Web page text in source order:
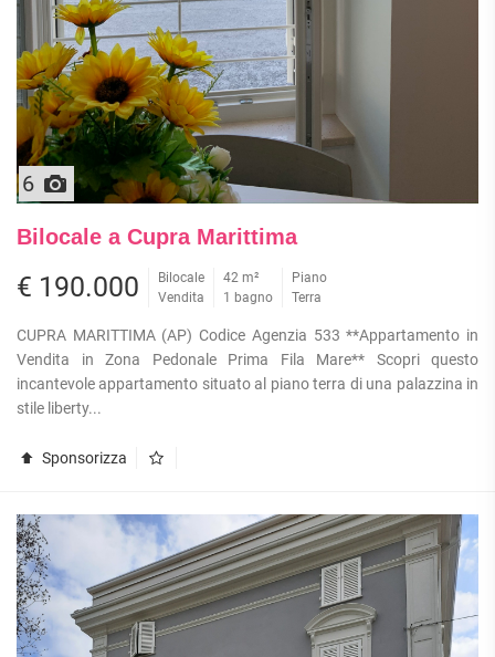
6
Bilocale a Cupra Marittima
€ 190.000
Bilocale
Vendita
42 m²
1 bagno
Piano
Terra
CUPRA MARITTIMA (AP) Codice Agenzia 533 **Appartamento in
Vendita in Zona Pedonale Prima Fila Mare** Scopri questo
incantevole appartamento situato al piano terra di una palazzina in
stile liberty...
Sponsorizza